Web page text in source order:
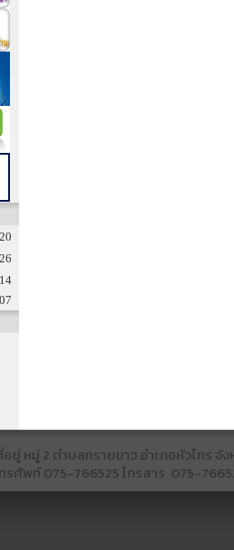
ยู่ หมู่ 2 ตำบลทรายขาว อำเภอหัวไทร จั
รศัพท์075-766525​ โทรสาร​ 075-